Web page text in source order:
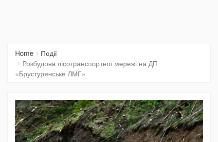
Home
Події
Розбудова лісотранспортної мережі на ДП
«Брустурянське ЛМГ»